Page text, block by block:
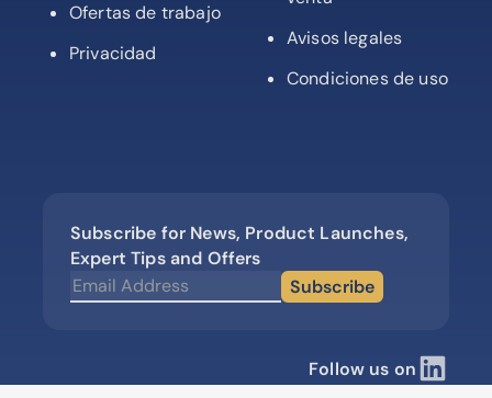
Ofertas de trabajo
Privacidad
Avisos legales
Condiciones de uso
Subscribe for News, Product Launches,
Expert Tips and Offers
Subscribe
Follow us on